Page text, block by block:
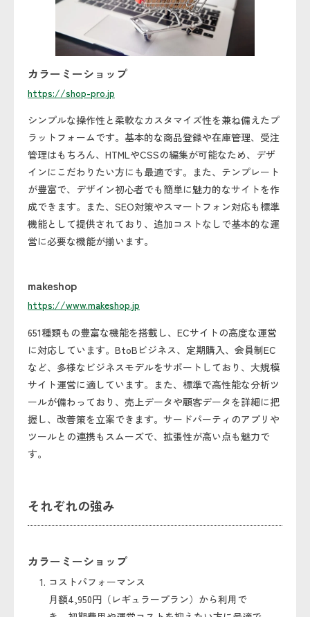
カラーミーショップ
https://shop-pro.jp
シンプルな操作性と柔軟なカスタマイズ性を兼ね備えたプ
ラットフォームです。基本的な商品登録や在庫管理、受注
管理はもちろん、HTMLやCSSの編集が可能なため、デザ
インにこだわりたい方にも最適です。また、テンプレート
が豊富で、デザイン初心者でも簡単に魅力的なサイトを作
成できます。また、SEO対策やスマートフォン対応も標準
機能として提供されており、追加コストなしで基本的な運
営に必要な機能が揃います。
makeshop
https://www.makeshop.jp
651種類もの豊富な機能を搭載し、ECサイトの高度な運営
に対応しています。BtoBビジネス、定期購入、会員制EC
など、多様なビジネスモデルをサポートしており、大規模
サイト運営に適しています。また、標準で高性能な分析ツ
ールが備わっており、売上データや顧客データを詳細に把
握し、改善策を立案できます。サードパーティのアプリや
ツールとの連携もスムーズで、拡張性が高い点も魅力で
す。
それぞれの強み
カラーミーショップ
コストパフォーマンス
月額4,950円（レギュラープラン）から利用で